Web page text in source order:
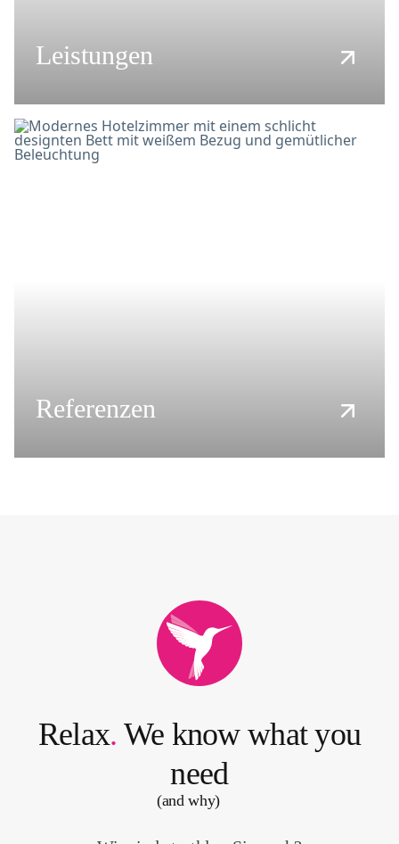
Leistungen
Referenzen
Relax. We know what you
need
(and why)